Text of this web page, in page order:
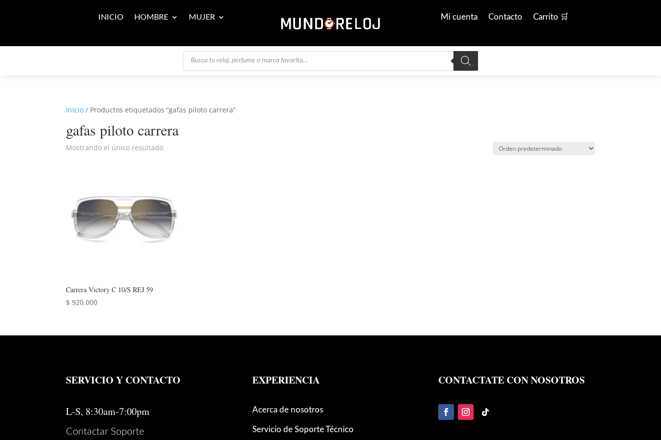
INICIO HOMBRE MUJER Mi cuenta Contacto Carrito 🛒
Búsqueda
productos
Inicio / Productos etiquetados “gafas piloto carrera”
gafas piloto carrera
Mostrando el único resultado
Carrera Victory C 10/S REJ 59
$ 920.000
SERVICIO Y CONTACTO
L-S, 8:30am-7:00pm
Contactar Soporte
EXPERIENCIA
Acerca de nosotros
Servicio de Soporte Técnico
CONTACTATE CON NOSOTROS